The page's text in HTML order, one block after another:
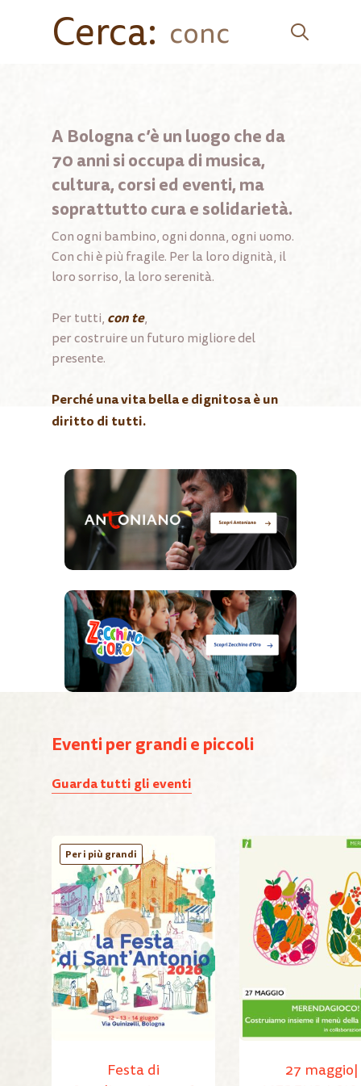
Cerca:
A Bologna c’è un luogo che da
70 anni si occupa di musica,
cultura, corsi ed eventi, ma
soprattutto cura e solidarietà.
Con ogni bambino, ogni donna, ogni uomo.
Con chi è più fragile. Per la loro dignità, il
loro sorriso, la loro serenità.
Per tutti, con te,
per costruire un futuro migliore del
presente.
Perché una vita bella e dignitosa è un
diritto di tutti.
Eventi per grandi e piccoli
Guarda tutti gli eventi
Per i più grandi
Festa di
27 maggio|